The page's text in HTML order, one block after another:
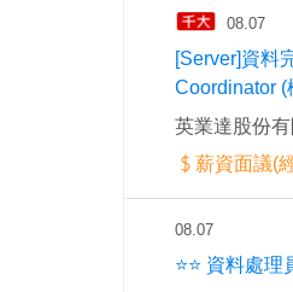
08.07
[Server]資料
Coordinator (
英業達股份有
薪資面議(
08.07
⭐⭐ 資料處